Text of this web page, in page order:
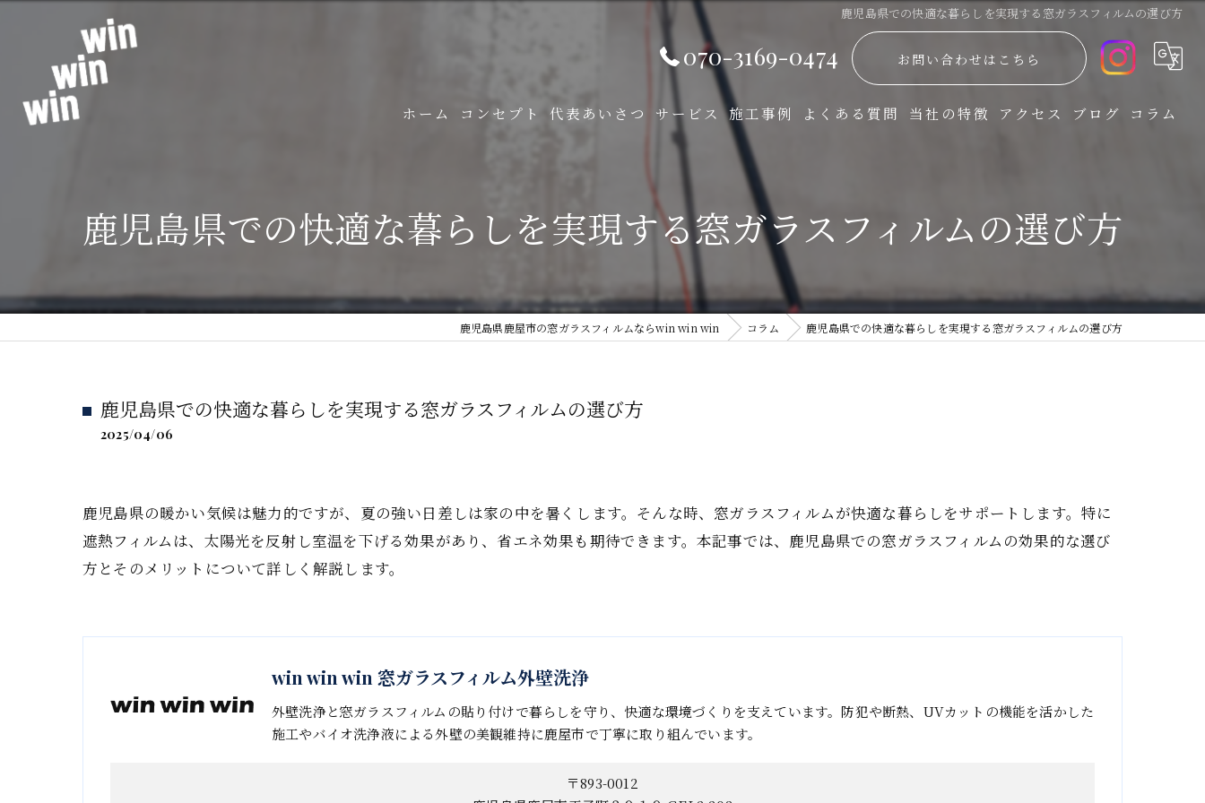
鹿児島県での快適な暮らしを実現する窓ガラスフィルムの選び方
070-3169-0474 お問い合わせはこちら
ホーム コンセプト 代表あいさつ サービス 施工事例 よくある質問 当社の特徴
飛散防止
UVカット
アクセス ブログ コラム
鹿児島県での快適な暮らしを実現する窓ガラスフィルムの選び方
鹿児島県鹿屋市の窓ガラスフィルムならwin win win コラム 鹿児島県での快適な暮らしを実現する窓ガラスフィルムの選び方
鹿児島県での快適な暮らしを実現する窓ガラスフィルムの選び方
2025/04/06
鹿児島県の暖かい気候は魅力的ですが、夏の強い日差しは家の中を暑くします。そんな時、窓ガラスフィルムが快適な暮らしをサポートします。特に
遮熱フィルムは、太陽光を反射し室温を下げる効果があり、省エネ効果も期待できます。本記事では、鹿児島県での窓ガラスフィルムの効果的な選び
方とそのメリットについて詳しく解説します。
win win win 窓ガラスフィルム外壁洗浄
外壁洗浄と窓ガラスフィルムの貼り付けで暮らしを守り、快適な環境づくりを支えています。防犯や断熱、UVカットの機能を活かした
施工やバイオ洗浄液による外壁の美観維持に鹿屋市で丁寧に取り組んでいます。
〒893-0012